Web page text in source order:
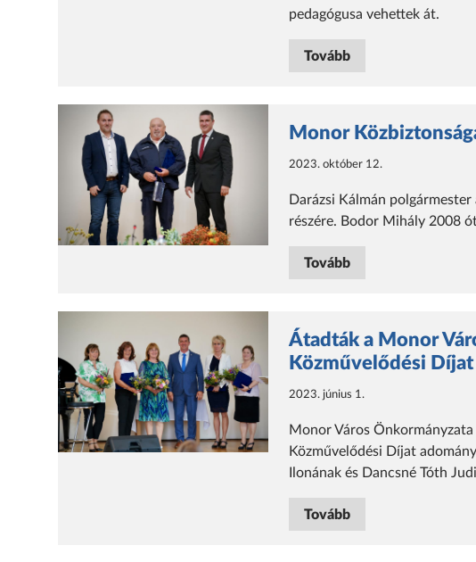
pedagógusa vehettek át.
Tovább
Monor
2023. október 12.
Darázsi Kálmán
részére. Bodor Mihály 2008
Tovább
Átadták a Monor
Közművelődési Díjat
2023. június 1.
Monor Város
Közművelődési Díjat
Ilonának és Dancsné Tóth
Tovább